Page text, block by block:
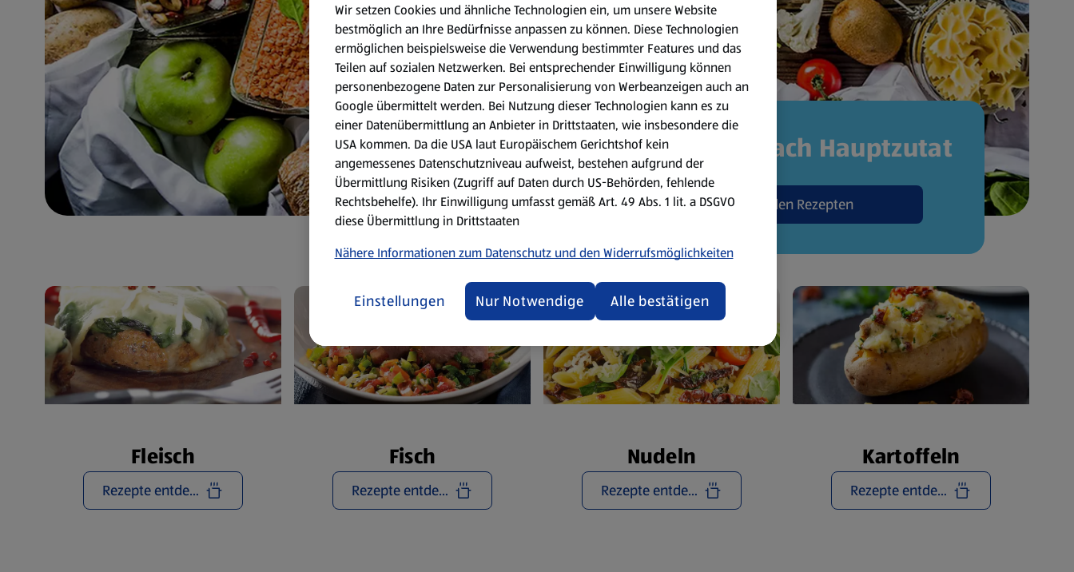
Rezepte nach Hauptzutat
Zu den Rezepten
Fleisch
Rezepte entdecken
Fisch
Rezepte entdecken
Nudeln
Rezepte entdecken
Kartoffeln
Rezepte entdecken
Wir setzen Cookies und ähnliche Technologien ein, um unsere Website
bestmöglich an Ihre Bedürfnisse anpassen zu können. Diese Technologien
ermöglichen beispielsweise die Verwendung bestimmter Features und das
Teilen auf sozialen Netzwerken. Bei entsprechender Einwilligung können
personenbezogene Daten zur Personalisierung von Werbeanzeigen auch an
Google übermittelt werden. Bei Nutzung dieser Technologien kann es zu
einer Datenübermittlung an Anbieter in Drittstaaten, wie insbesondere die
USA kommen. Da die USA laut Europäischem Gerichtshof kein
angemessenes Datenschutzniveau aufweist, bestehen aufgrund der
Übermittlung Risiken (Zugriff auf Daten durch US-Behörden, fehlende
Rechtsbehelfe). Ihr Einwilligung umfasst gemäß Art. 49 Abs. 1 lit. a DSGVO
diese Übermittlung in Drittstaaten
Nähere Informationen zum Datenschutz und den Widerrufsmöglichkeiten
Einstellungen Nur Notwendige Alle bestätigen